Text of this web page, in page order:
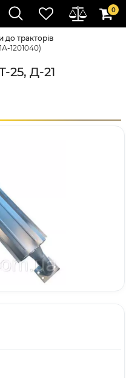
0
до тракторів
1201040)
25, Д-21